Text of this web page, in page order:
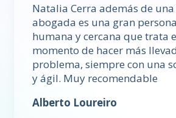
Natalia Cerra además de una
abogada es una gran
humana y cercana que trata
momento de hacer más
problema, siempre con una
y ágil. Muy recomendable
Alberto Loureiro